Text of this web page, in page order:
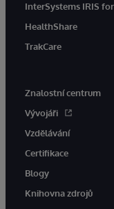
InterSystems IRIS
HealthShare
TrakCare
Znalostní centrum
Vývojáři
Vzdělávání
Certifikace
Blogy
Knihovna zdrojů